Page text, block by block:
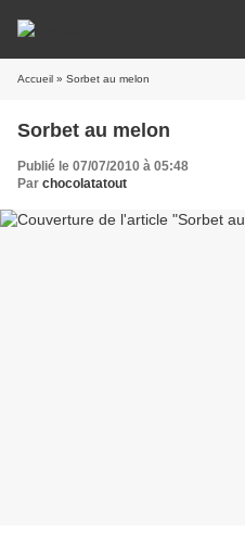
Accueil » Sorbet au melon
Sorbet au melon
Publié le 07/07/2010 à 05:48
Par chocolatatout